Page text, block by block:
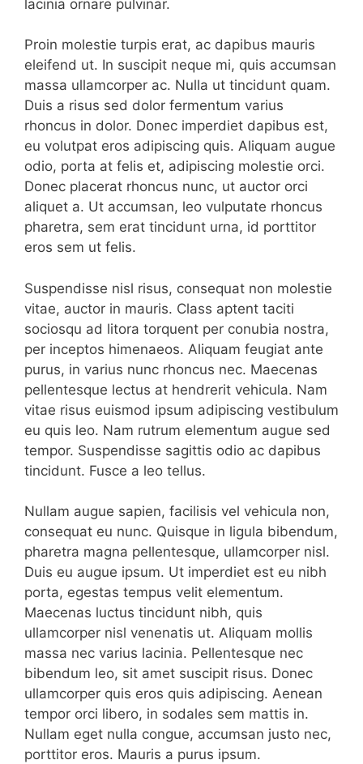
lacinia ornare pulvinar.
Proin molestie turpis erat, ac dapibus mauris
eleifend ut. In suscipit neque mi, quis accumsan
massa ullamcorper ac. Nulla ut tincidunt quam.
Duis a risus sed dolor fermentum varius
rhoncus in dolor. Donec imperdiet dapibus est,
eu volutpat eros adipiscing quis. Aliquam augue
odio, porta at felis et, adipiscing molestie orci.
Donec placerat rhoncus nunc, ut auctor orci
aliquet a. Ut accumsan, leo vulputate rhoncus
pharetra, sem erat tincidunt urna, id porttitor
eros sem ut felis.
Suspendisse nisl risus, consequat non molestie
vitae, auctor in mauris. Class aptent taciti
sociosqu ad litora torquent per conubia nostra,
per inceptos himenaeos. Aliquam feugiat ante
purus, in varius nunc rhoncus nec. Maecenas
pellentesque lectus at hendrerit vehicula. Nam
vitae risus euismod ipsum adipiscing vestibulum
eu quis leo. Nam rutrum elementum augue sed
tempor. Suspendisse sagittis odio ac dapibus
tincidunt. Fusce a leo tellus.
Nullam augue sapien, facilisis vel vehicula non,
consequat eu nunc. Quisque in ligula bibendum,
pharetra magna pellentesque, ullamcorper nisl.
Duis eu augue ipsum. Ut imperdiet est eu nibh
porta, egestas tempus velit elementum.
Maecenas luctus tincidunt nibh, quis
ullamcorper nisl venenatis ut. Aliquam mollis
massa nec varius lacinia. Pellentesque nec
bibendum leo, sit amet suscipit risus. Donec
ullamcorper quis eros quis adipiscing. Aenean
tempor orci libero, in sodales sem mattis in.
Nullam eget nulla congue, accumsan justo nec,
porttitor eros. Mauris a purus ipsum.